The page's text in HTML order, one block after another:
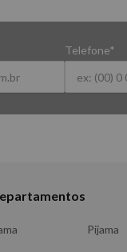
Telefone*
Pijama